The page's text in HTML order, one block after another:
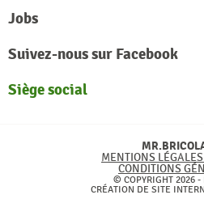
Jobs
Suivez-nous sur Facebook
Siège social
MENTIONS
CONDITIONS
© COPYRIGHT 2026 -
CRÉATION DE SITE